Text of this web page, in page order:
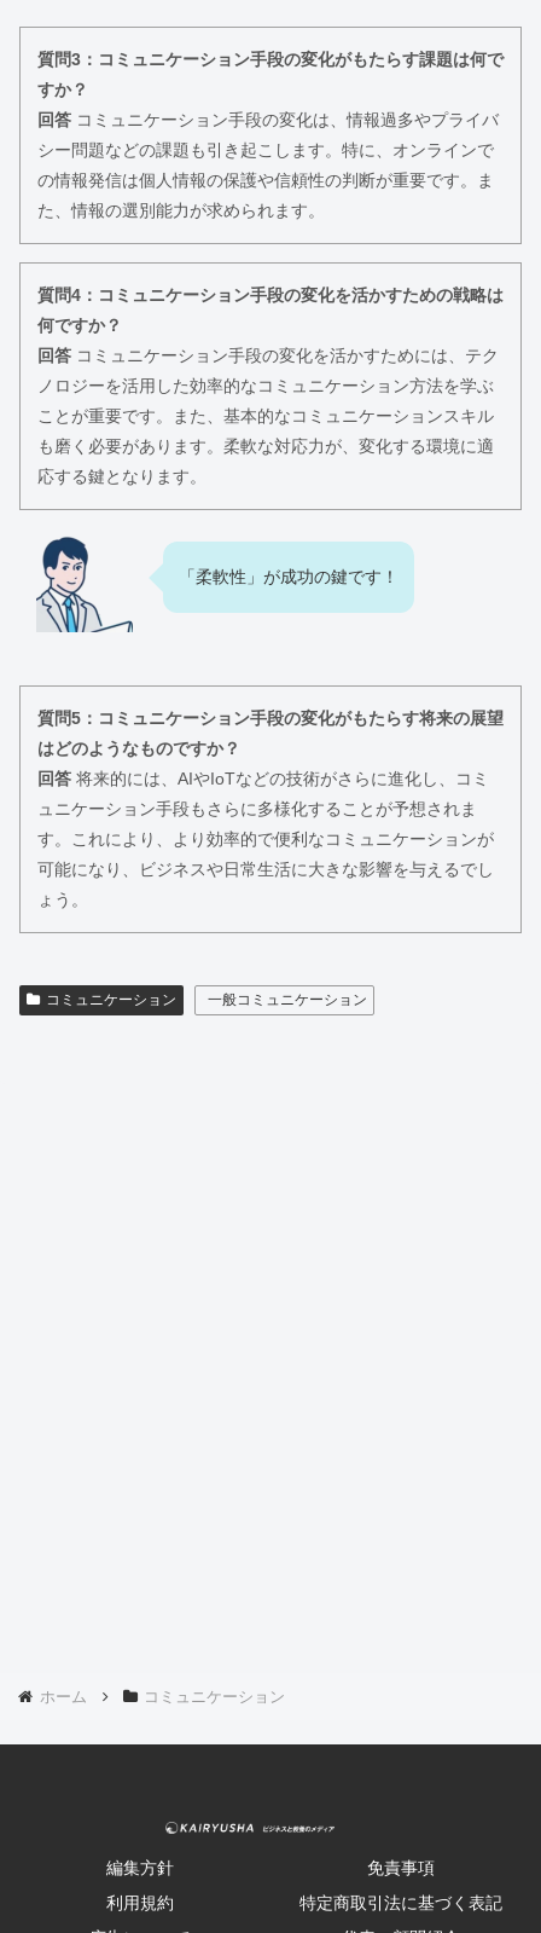
質問3：コミュニケーション手段の変化がもたらす課題は何で
すか？
回答 コミュニケーション手段の変化は、情報過多やプライバ
シー問題などの課題も引き起こします。特に、オンラインで
の情報発信は個人情報の保護や信頼性の判断が重要です。ま
た、情報の選別能力が求められます。
質問4：コミュニケーション手段の変化を活かすための戦略は
何ですか？
回答 コミュニケーション手段の変化を活かすためには、テク
ノロジーを活用した効率的なコミュニケーション方法を学ぶ
ことが重要です。また、基本的なコミュニケーションスキル
も磨く必要があります。柔軟な対応力が、変化する環境に適
応する鍵となります。
「柔軟性」が成功の鍵です！
質問5：コミュニケーション手段の変化がもたらす将来の展望
はどのようなものですか？
回答 将来的には、AIやIoTなどの技術がさらに進化し、コミ
ュニケーション手段もさらに多様化することが予想されま
す。これにより、より効率的で便利なコミュニケーションが
可能になり、ビジネスや日常生活に大きな影響を与えるでし
ょう。
コミュニケーション 一般コミュニケーション
ホーム コミュニケーション
編集方針
免責事項
利用規約
特定商取引法に基づく表記